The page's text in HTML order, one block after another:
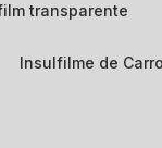
transparente
Insulfilme de Carro